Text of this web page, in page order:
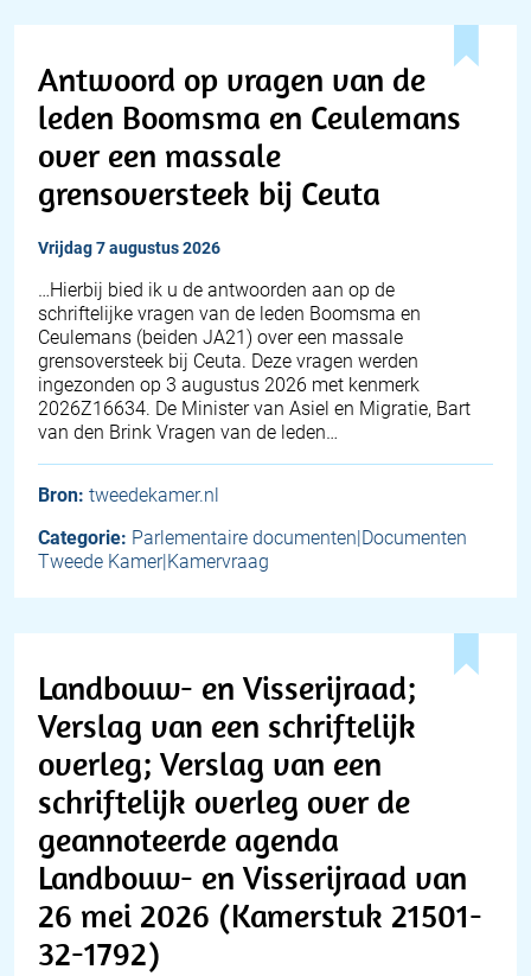
Antwoord op vragen van de
leden Boomsma en Ceulemans
over een massale
grensoversteek bij Ceuta
vrijdag 7 augustus 2026
… Hierbij bied ik u de antwoorden aan op de
schriftelijke vragen van de leden Boomsma en
Ceulemans (beiden JA21) over een massale
grensoversteek bij Ceuta. Deze vragen werden
ingezonden op 3 augustus 2026 met kenmerk
2026Z16634. De Minister van Asiel en Migratie, Bart
van den Brink Vragen van de leden…
Bron: tweedekamer.nl
Categorie: Parlementaire documenten|Documenten
Tweede Kamer|Kamervraag
Landbouw- en Visserijraad;
Verslag van een schriftelijk
overleg; Verslag van een
schriftelijk overleg over de
geannoteerde agenda
Landbouw- en Visserijraad van
26 mei 2026 (Kamerstuk 21501-
32-1792)